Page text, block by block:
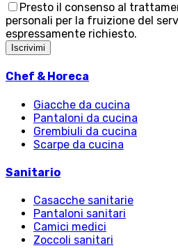
Presto il consenso al
personali per la fruizione del
espressamente richiesto.
Iscrivimi
Chef & Horeca
Giacche da cucina
Pantaloni da cucina
Grembiuli da cucina
Scarpe da cucina
Sanitario
Casacche sanitarie
Pantaloni sanitari
Camici medici
Zoccoli sanitari